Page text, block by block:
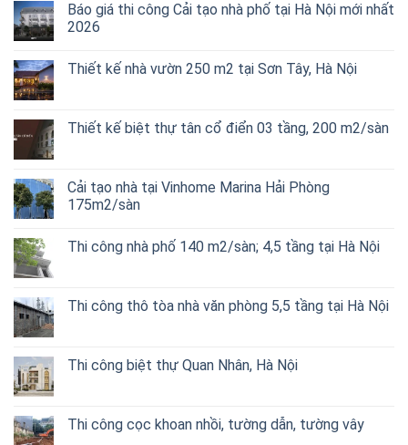
Báo giá thi công Cải tạo nhà phố tại Hà Nội mới nhất
2026
Thiết kế nhà vườn 250 m2 tại Sơn Tây, Hà Nội
Thiết kế biệt thự tân cổ điển 03 tầng, 200 m2/sàn
Cải tạo nhà tại Vinhome Marina Hải Phòng
175m2/sàn
Thi công nhà phố 140 m2/sàn; 4,5 tầng tại Hà Nội
Thi công thô tòa nhà văn phòng 5,5 tầng tại Hà Nội
Thi công biệt thự Quan Nhân, Hà Nội
Thi công cọc khoan nhồi, tường dẫn, tường vây